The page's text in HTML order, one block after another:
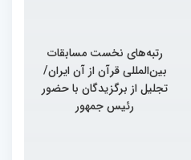
رتبه‌های نخست مسابقات
بین‌المللی قرآن از آن ایران/
تجلیل از برگزیدگان با حضور
رئیس جمهور